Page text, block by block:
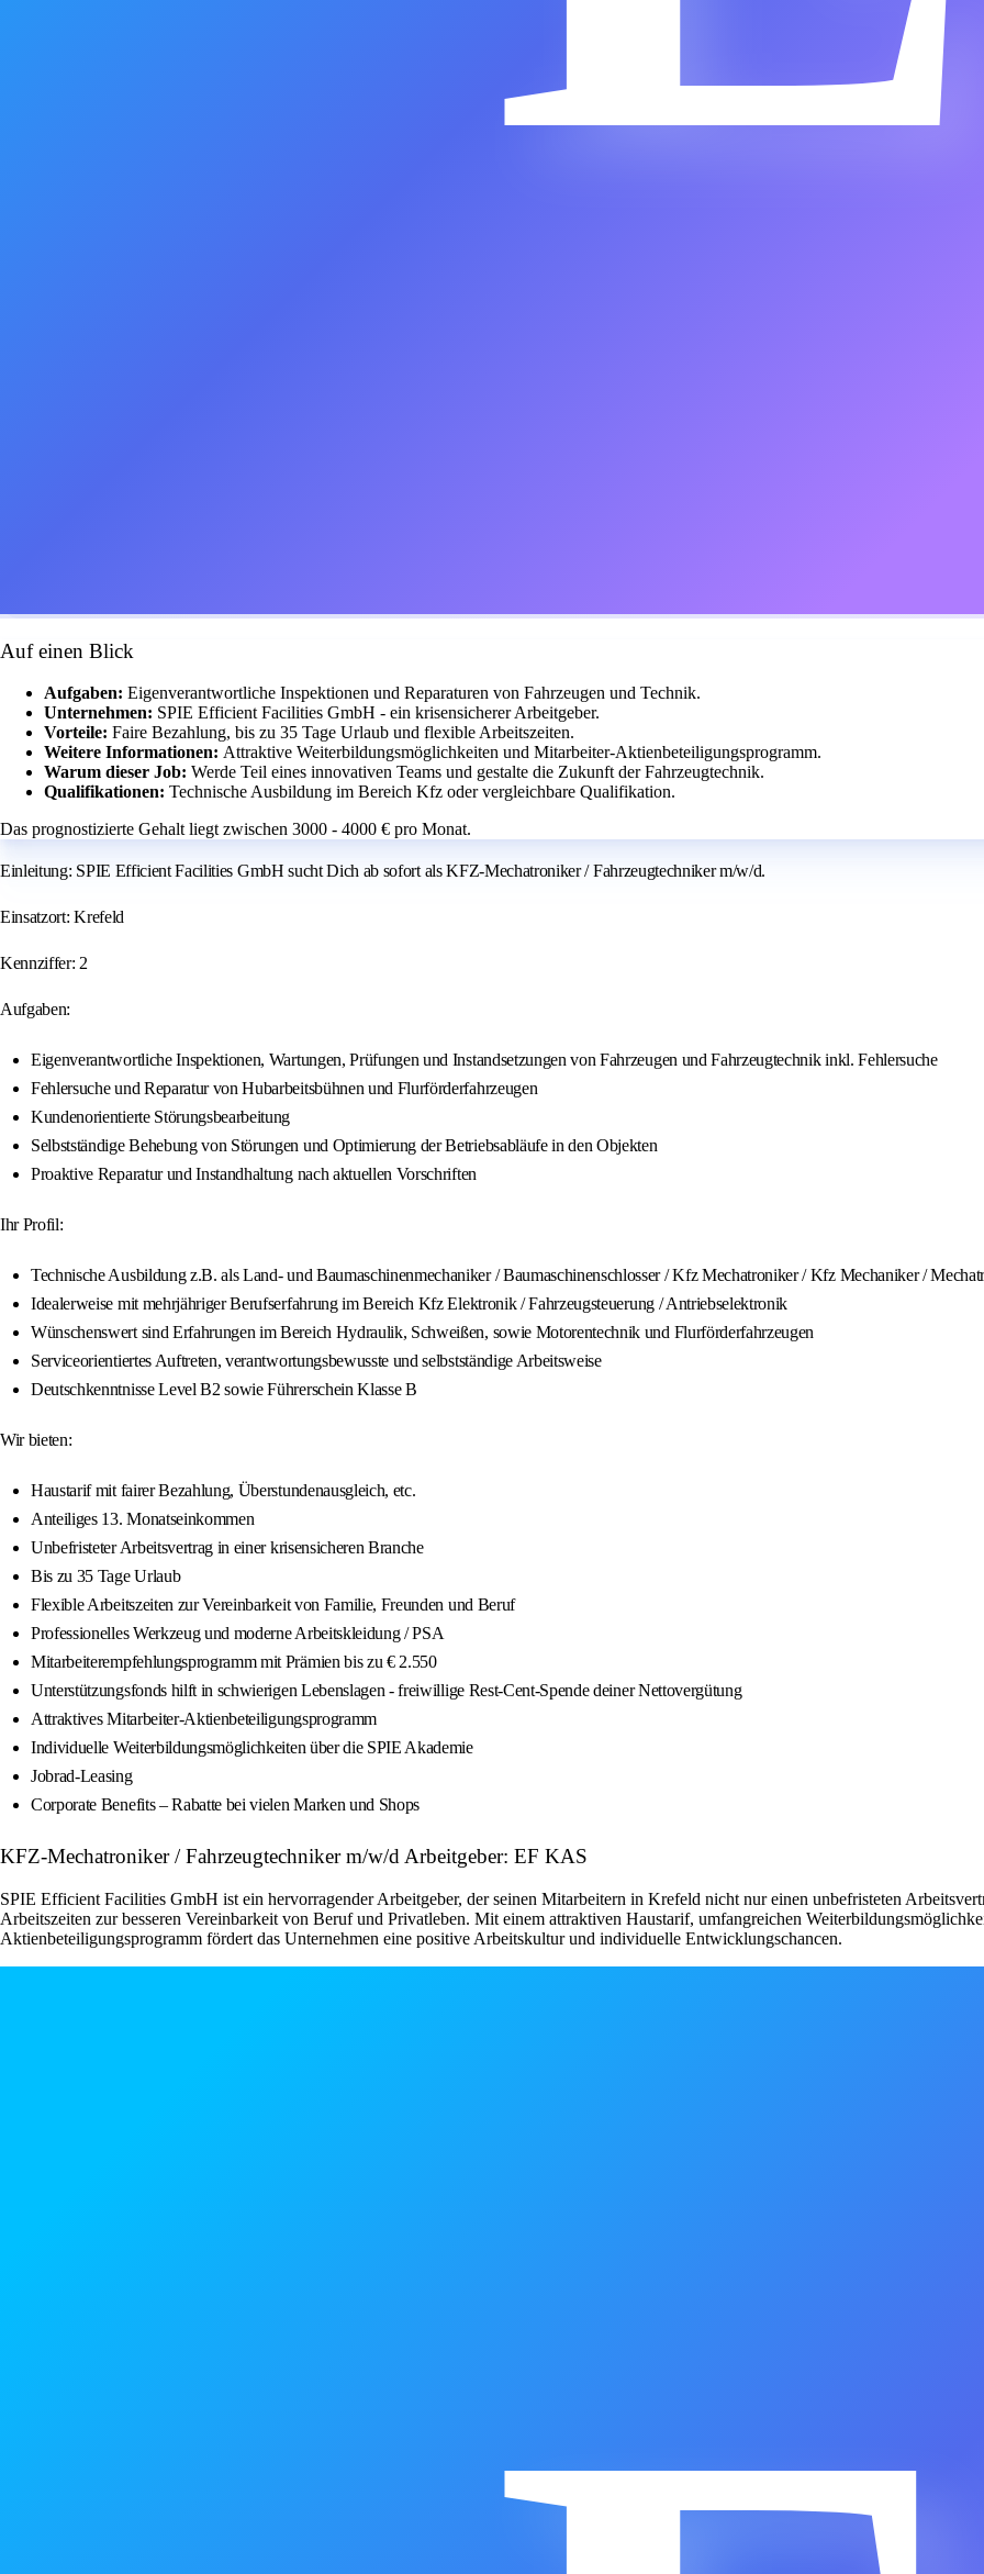
Auf einen Blick
Aufgaben: Eigenverantwortliche Inspektionen und Reparaturen von Fahrzeugen und Technik.
Unternehmen: SPIE Efficient Facilities GmbH - ein krisensicherer Arbeitgeber.
Vorteile: Faire Bezahlung, bis zu 35 Tage Urlaub und flexible Arbeitszeiten.
Weitere Informationen: Attraktive Weiterbildungsmöglichkeiten und Mitarbeiter-Aktienbeteiligungsprogramm.
Warum dieser Job: Werde Teil eines innovativen Teams und gestalte die Zukunft der Fahrzeugtechnik.
Qualifikationen: Technische Ausbildung im Bereich Kfz oder vergleichbare Qualifikation.
Das prognostizierte Gehalt liegt zwischen 3000 - 4000 € pro Monat.
Einleitung: SPIE Efficient Facilities GmbH sucht Dich ab sofort als KFZ-Mechatroniker / Fahrzeugtechniker m/w/d.
Einsatzort: Krefeld
Kennziffer: 2
Aufgaben:
Eigenverantwortliche Inspektionen, Wartungen, Prüfungen und Instandsetzungen von Fahrzeugen und Fahrzeugtechnik inkl. Fehlersuche
Fehlersuche und Reparatur von Hubarbeitsbühnen und Flurförderfahrzeugen
Kundenorientierte Störungsbearbeitung
Selbstständige Behebung von Störungen und Optimierung der Betriebsabläufe in den Objekten
Proaktive Reparatur und Instandhaltung nach aktuellen Vorschriften
Ihr Profil:
Technische Ausbildung z.B. als Land- und Baumaschinenmechaniker / Baumaschinenschlosser / Kfz Mechatroniker / Kfz Mechaniker /
Idealerweise mit mehrjähriger Berufserfahrung im Bereich Kfz Elektronik / Fahrzeugsteuerung / Antriebselektronik
Wünschenswert sind Erfahrungen im Bereich Hydraulik, Schweißen, sowie Motorentechnik und Flurförderfahrzeugen
Serviceorientiertes Auftreten, verantwortungsbewusste und selbstständige Arbeitsweise
Deutschkenntnisse Level B2 sowie Führerschein Klasse B
Wir bieten:
Haustarif mit fairer Bezahlung, Überstundenausgleich, etc.
Anteiliges 13. Monatseinkommen
Unbefristeter Arbeitsvertrag in einer krisensicheren Branche
Bis zu 35 Tage Urlaub
Flexible Arbeitszeiten zur Vereinbarkeit von Familie, Freunden und Beruf
Professionelles Werkzeug und moderne Arbeitskleidung / PSA
Mitarbeiterempfehlungsprogramm mit Prämien bis zu € 2.550
Unterstützungsfonds hilft in schwierigen Lebenslagen - freiwillige Rest-Cent-Spende deiner Nettovergütung
Attraktives Mitarbeiter-Aktienbeteiligungsprogramm
Individuelle Weiterbildungsmöglichkeiten über die SPIE Akademie
Jobrad-Leasing
Corporate Benefits – Rabatte bei vielen Marken und Shops
KFZ-Mechatroniker / Fahrzeugtechniker m/w/d Arbeitgeber: EF KAS
SPIE Efficient Facilities GmbH ist ein hervorragender Arbeitgeber, der seinen Mitarbeitern in Krefeld nicht nur einen unbefristeten
Arbeitszeiten zur besseren Vereinbarkeit von Beruf und Privatleben. Mit einem attraktiven Haustarif, umfangreichen
Aktienbeteiligungsprogramm fördert das Unternehmen eine positive Arbeitskultur und individuelle Entwicklungschancen.